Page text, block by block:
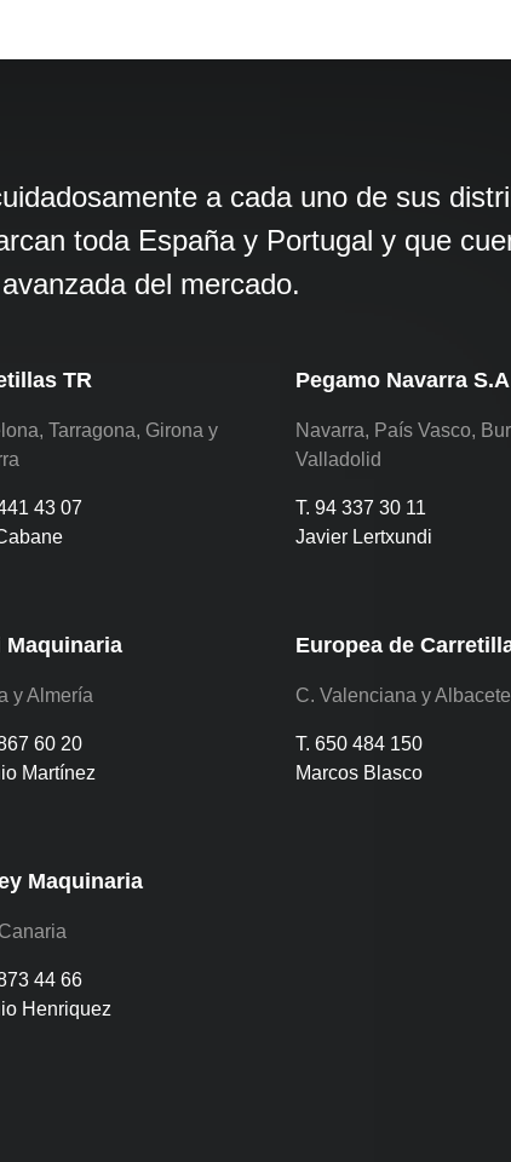
a cada uno de sus
toda España y Portugal y que
del mercado.
TR
Tarragona, Girona y
43 07
Pegamo Navarra S.A
Navarra, País Vasco,
Valladolid
T. 94 337 30 11
Javier Lertxundi
Maquinaria
y Almería
60 20
Martínez
Europea de
C. Valenciana y Albacete
T. 650 484 150
Marcos Blasco
Maquinaria
44 66
Henriquez